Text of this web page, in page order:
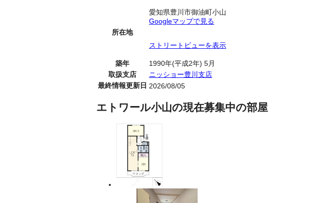
所在地
愛知県豊川市御油町小山
Googleマップで見る
ストリートビューを表示
築年
1990年(平成2年) 5月
取扱支店
ニッショー豊川支店
最終情報更新日 2026/08/05
エトワール小山の現在募集中の部屋